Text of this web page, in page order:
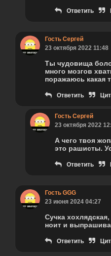
Ответить
Гость Сергей
23 октября 2022 11:48
Ты чудовища
много мозгов
поражаюсь какая
Ответить
Гость Сергей
23 октября 2022
А чего твоя
это рашисты.
Ответить
Гость GGG
23 июня 2024 04:27
Сучка
ноит и
Ответить